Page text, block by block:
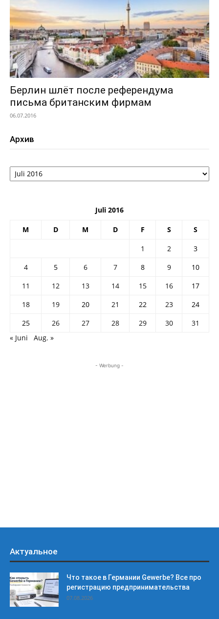
Берлин шлёт после референдума
письма британским фирмам
06.07.2016
Архив
Архив
Juli 2016
M D M D F S S
1 2
3
4
5 6 7 8 9
10
11
12 13 14 15 16
17
18
19 20 21 22 23
24
25
26 27 28 29 30
31
« Juni
Aug. »
- Werbung -
Актуальное
Что такое в Германии Gewerbe? Все про
регистрацию предпринимательства
07.08.2026